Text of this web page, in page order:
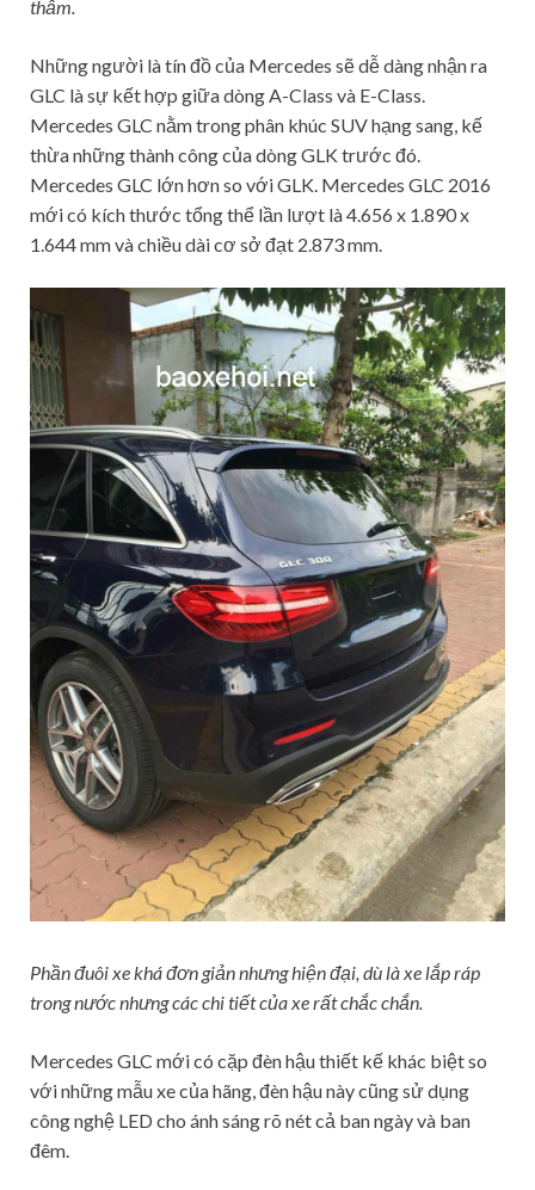
thẫm.
Những người là tín đồ của Mercedes sẽ dễ dàng nhận ra
GLC là sự kết hợp giữa dòng A-Class và E-Class.
Mercedes GLC nằm trong phân khúc SUV hạng sang, kế
thừa những thành công của dòng GLK trước đó.
Mercedes GLC lớn hơn so với GLK. Mercedes GLC 2016
mới có kích thước tổng thể lần lượt là 4.656 x 1.890 x
1.644 mm và chiều dài cơ sở đạt 2.873 mm.
Phần đuôi xe khá đơn giản nhưng hiện đại, dù là xe lắp ráp
trong nước nhưng các chi tiết của xe rất chắc chắn.
Mercedes GLC mới có cặp đèn hậu thiết kế khác biệt so
với những mẫu xe của hãng, đèn hậu này cũng sử dụng
công nghệ LED cho ánh sáng rõ nét cả ban ngày và ban
đêm.